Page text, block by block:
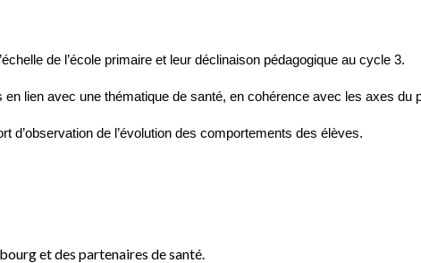
de l’école primaire et leur déclinaison pédagogique au cycle 3.
lien avec une thématique de santé, en cohérence avec les axes du
d’observation de l’évolution des comportements des élèves.
et des partenaires de santé.